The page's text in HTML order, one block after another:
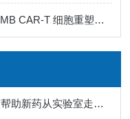
双重靶向肿瘤与髓系细胞：GPNMB CAR-T 细胞重塑免疫微环境
药物临床前CRO是什么？它如何帮助新药从实验室走向人体试验？